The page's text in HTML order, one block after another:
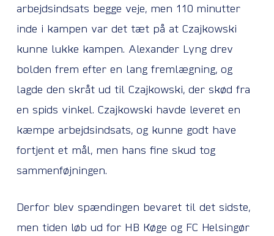
arbejdsindsats begge veje, men 110 minutter
inde i kampen var det tæt på at Czajkowski
kunne lukke kampen. Alexander Lyng drev
bolden frem efter en lang fremlægning, og
lagde den skråt ud til Czajkowski, der skød fra
en spids vinkel. Czajkowski havde leveret en
kæmpe arbejdsindsats, og kunne godt have
fortjent et mål, men hans fine skud tog
sammenføjningen.
Derfor blev spændingen bevaret til det sidste,
men tiden løb ud for HB Køge og FC Helsingør